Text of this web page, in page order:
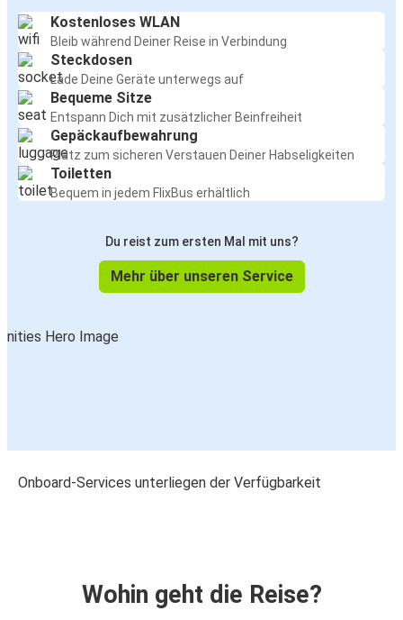
Kostenloses WLAN
Bleib während Deiner Reise in Verbindung
Steckdosen
Lade Deine Geräte unterwegs auf
Bequeme Sitze
Entspann Dich mit zusätzlicher Beinfreiheit
Gepäckaufbewahrung
Platz zum sicheren Verstauen Deiner Habseligkeiten
Toiletten
Bequem in jedem FlixBus erhältlich
Du reist zum ersten Mal mit uns?
Mehr über unseren Service
Onboard-Services unterliegen der Verfügbarkeit
Wohin geht die Reise?